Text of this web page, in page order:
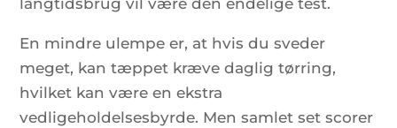
langtidsbrug vil være den endelige test.
En mindre ulempe er, at hvis du sveder
meget, kan tæppet kræve daglig tørring,
hvilket kan være en ekstra
vedligeholdelsesbyrde. Men samlet set scorer